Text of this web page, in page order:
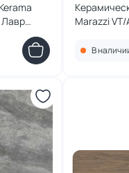
Лавр
Marazzi
Ковер
В